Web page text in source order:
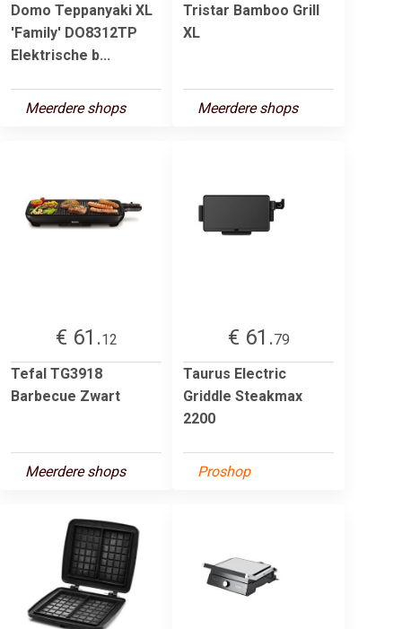
Domo Teppanyaki XL
'Family' DO8312TP
Elektrische b...
Meerdere shops
Tristar Bamboo Grill
XL
Meerdere shops
€ 61.12
Tefal TG3918
Barbecue Zwart
Meerdere shops
€ 61.79
Taurus Electric
Griddle Steakmax
2200
Proshop